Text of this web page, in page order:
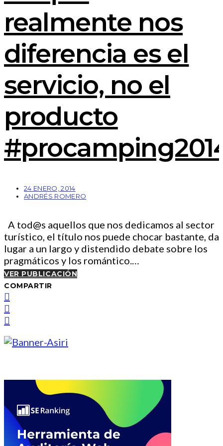
realmente nos
diferencia es el
servicio, no el
producto
24 ENERO, 2014
ANDRÉS ROMERO
A tod@s aquellos que nos dedicamos al sector
turístico, el título nos puede chocar bastante, da
lugar a un largo y distendido debate sobre los
pragmáticos y los romántico.…
VER PUBLICACIÓN
COMPARTIR